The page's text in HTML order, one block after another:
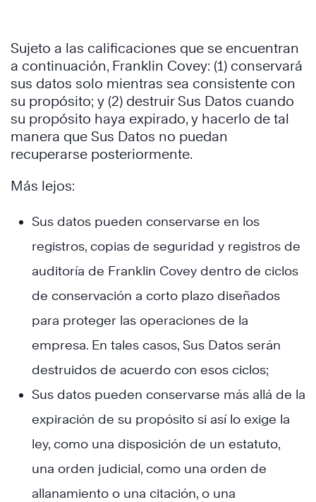
Sujeto a las calificaciones que se encuentran
a continuación, Franklin Covey: (1) conservará
sus datos solo mientras sea consistente con
su propósito; y (2) destruir Sus Datos cuando
su propósito haya expirado, y hacerlo de tal
manera que Sus Datos no puedan
recuperarse posteriormente.
Más lejos:
Sus datos pueden conservarse en los
registros, copias de seguridad y registros de
auditoría de Franklin Covey dentro de ciclos
de conservación a corto plazo diseñados
para proteger las operaciones de la
empresa. En tales casos, Sus Datos serán
destruidos de acuerdo con esos ciclos;
Sus datos pueden conservarse más allá de la
expiración de su propósito si así lo exige la
ley, como una disposición de un estatuto,
una orden judicial, como una orden de
allanamiento o una citación, o una